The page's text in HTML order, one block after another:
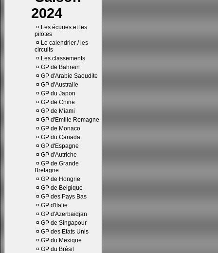
2024
¤ Les écuries et les
pilotes
¤ Le calendrier / les
circuits
¤ Les classements
¤ GP de Bahrein
¤ GP d'Arabie Saoudite
¤ GP d'Australie
¤ GP du Japon
¤ GP de Chine
¤ GP de Miami
¤ GP d'Emilie Romagne
¤ GP de Monaco
¤ GP du Canada
¤ GP d'Espagne
¤ GP d'Autriche
¤ GP de Grande
Bretagne
¤ GP de Hongrie
¤ GP de Belgique
¤ GP des Pays Bas
¤ GP d'Italie
¤ GP d'Azerbaïdjan
¤ GP de Singapour
¤ GP des Etats Unis
¤ GP du Mexique
¤ GP du Brésil